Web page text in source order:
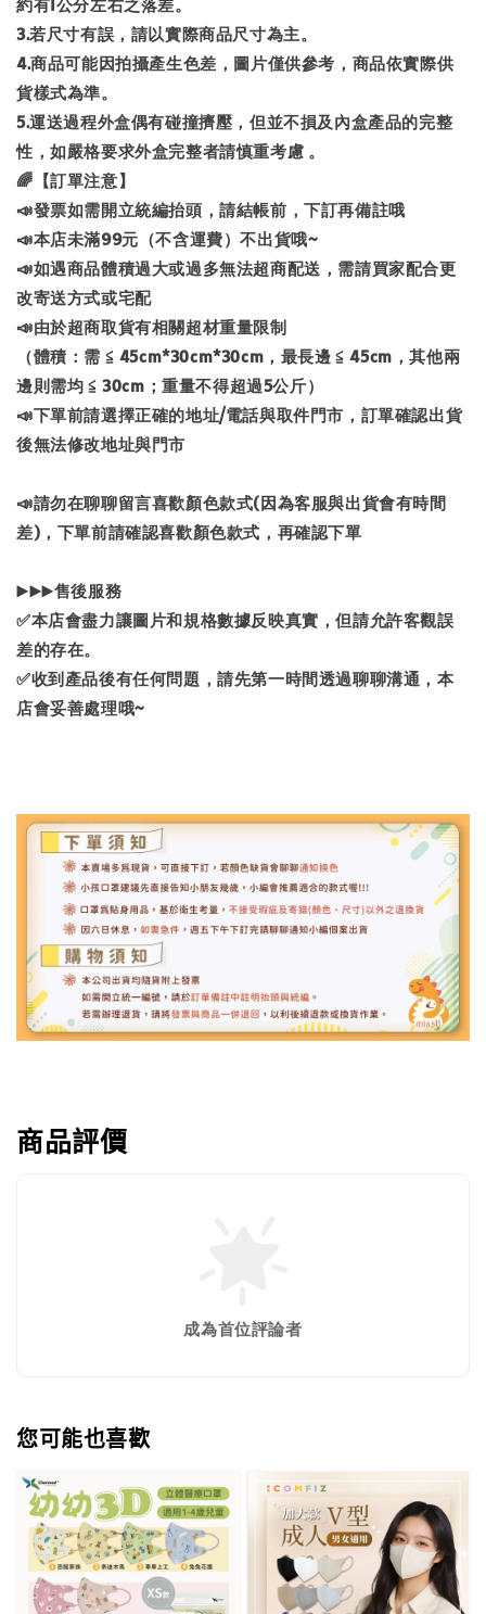
約有1公分左右之落差。
3.若尺寸有誤，請以實際商品尺寸為主。
4.商品可能因拍攝產生色差，圖片僅供參考，商品依實際供
貨樣式為準。
5.運送過程外盒偶有碰撞擠壓，但並不損及內盒產品的完整
性，如嚴格要求外盒完整者請慎重考慮 。
🌈【訂單注意】
📣發票如需開立統編抬頭，請結帳前，下訂再備註哦
📣本店未滿99元（不含運費）不出貨哦~
📣如遇商品體積過大或過多無法超商配送，需請買家配合更
改寄送方式或宅配
📣由於超商取貨有相關超材重量限制
（體積：需 ≦ 45cm*30cm*30cm，最長邊 ≦ 45cm，其他兩
邊則需均 ≦ 30cm；重量不得超過5公斤）
📣下單前請選擇正確的地址/電話與取件門市，訂單確認出貨
後無法修改地址與門市
📣請勿在聊聊留言喜歡顏色款式(因為客服與出貨會有時間
差)，下單前請確認喜歡顏色款式，再確認下單
▶▶▶售後服務
✅本店會盡力讓圖片和規格數據反映真實，但請允許客觀誤
差的存在。
✅收到產品後有任何問題，請先第一時間透過聊聊溝通，本
店會妥善處理哦~
商品評價
成為首位評論者
您可能也喜歡